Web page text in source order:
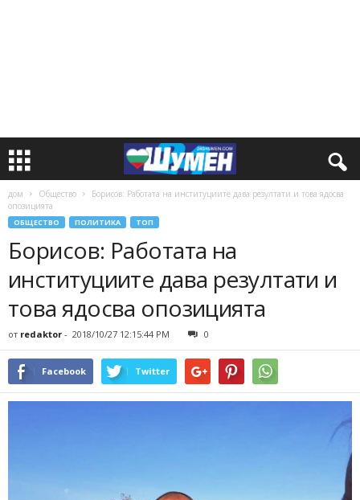
дом Общество
Борисов: Работата на институциите дава резултати и това ядосва
опозицията
ОБЩЕСТВО ПОЛИТИКА ТОП
Борисов: Работата на
институциите дава резултати и
това ядосва опозицията
от redaktor - 2018/10/27 12:15:44 PM 0
Facebook Twitter